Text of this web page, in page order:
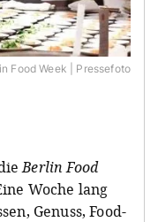
Food Week | Pressefoto
Berlin Food
Woche lang
Genuss, Food-